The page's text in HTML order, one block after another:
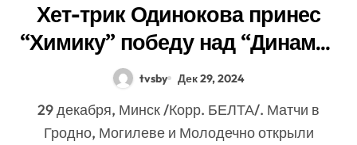
Хет-трик Одинокова принес
“Химику” победу над “Динамо-
Молодечно” в экстралиге
tvsby Дек 29, 2024
29 декабря, Минск /Корр. БЕЛТА/. Матчи в
Гродно, Могилеве и Молодечно открыли